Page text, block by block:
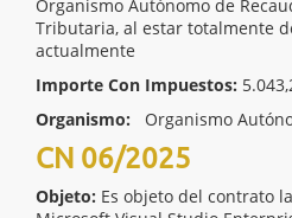
Organismo Autónomo de
Tributaria, al estar totalmente
actualmente
Importe Con Impuestos:
Organismo:
Organismo
CN 06/2025
Objeto: Es objeto del contrato